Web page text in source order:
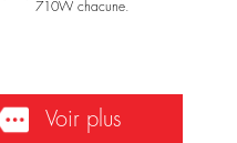
ELECTRONIQUES